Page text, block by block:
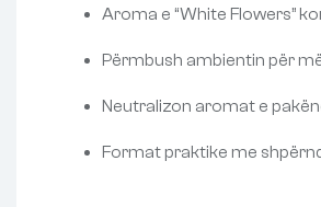
Aroma e “White Flowers”
Përmbush ambientin për
Neutralizon aromat e
Format praktike me